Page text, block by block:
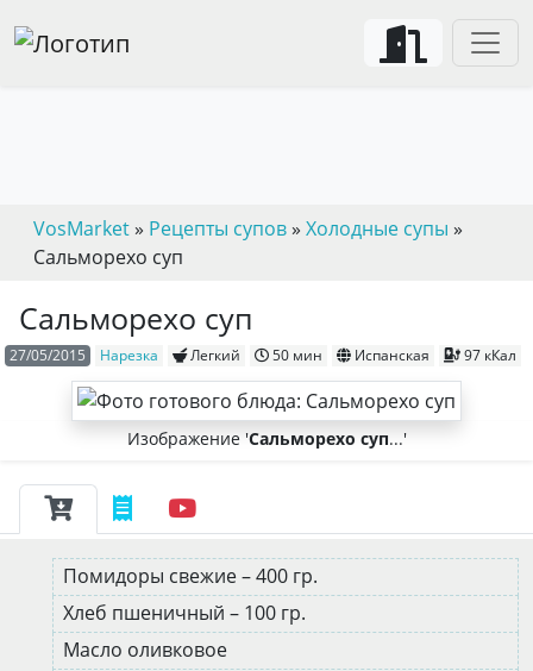
VosMarket» Рецепты супов» Холодные супы »
Сальморехо суп
Сальморехо суп
27/05/2015 Нарезка Легкий 50 мин Испанская 97 кКал
Изображение 'Сальморехо суп...'
Помидоры свежие – 400 гр.
Хлеб пшеничный – 100 гр.
Масло оливковое